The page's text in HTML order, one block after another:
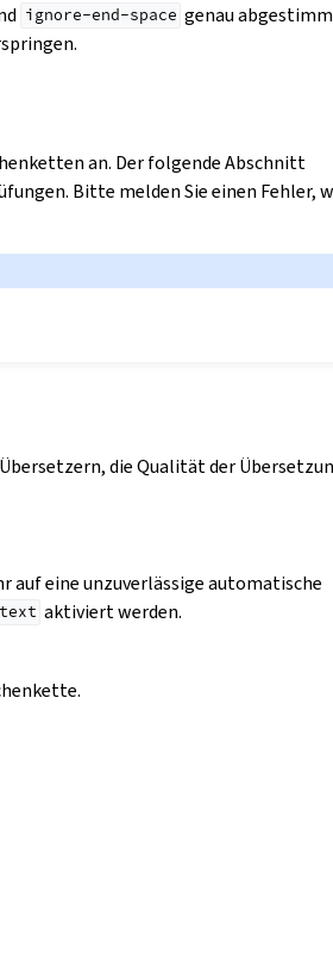
ignore-end-space genau
an. Der folgende Abschnitt
Bitte melden Sie einen Fehler,
die Qualität der
auf eine unzuverlässige automatische
text aktiviert werden.